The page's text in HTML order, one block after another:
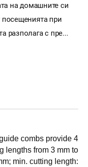
на домашните си
при
разполага с пре...
combs provide 4
lengths from 3 mm to
min. cutting length: